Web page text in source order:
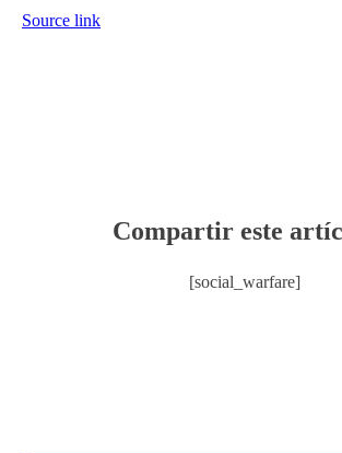
Source link
Compartir este
[social_warfare]